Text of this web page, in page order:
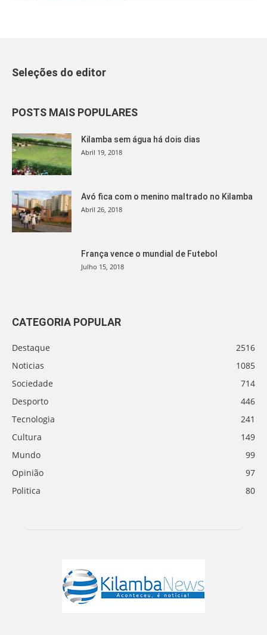
Seleções do editor
POSTS MAIS POPULARES
Kilamba sem água há dois dias
Abril 19, 2018
Avó fica com o menino maltrado no Kilamba
Abril 26, 2018
França vence o mundial de Futebol
Julho 15, 2018
CATEGORIA POPULAR
Destaque
2516
Noticias
1085
Sociedade
714
Desporto
446
Tecnologia
241
Cultura
149
Mundo
99
Opinião
97
Politica
80